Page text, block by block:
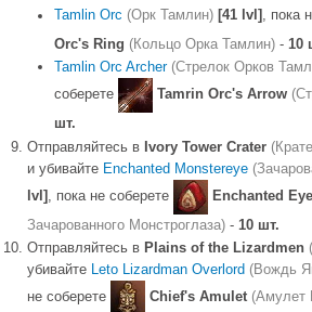
Tamlin Orc (Орк Тамлин) [41 lvl] , пока
Orc's Ring (Кольцо Орка Тамлин) - 10
Tamlin Orc Archer (Стрелок Орков
соберете
Tamrin Orc's Arrow
шт.
Отправляйтесь в Ivory Tower Crater
и убивайте Enchanted Monstereye
lvl] , пока не соберете Enchanted
Зачарованного Монстроглаза) - 10 шт.
Отправляйтесь в Plains of the Lizardmen
убивайте Leto Lizardman Overlord (Вождь
не соберете
Chief's Amulet (Амулет